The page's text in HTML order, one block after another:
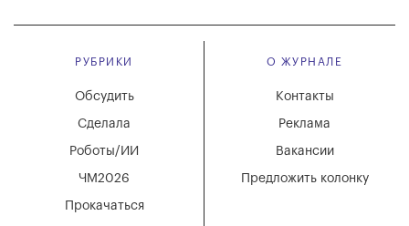
РУБРИКИ
Обсудить
Сделала
Роботы/ИИ
ЧМ2026
Прокачаться
О ЖУРНАЛЕ
Вакансии
Реклама
Контакты
Предложить колонку